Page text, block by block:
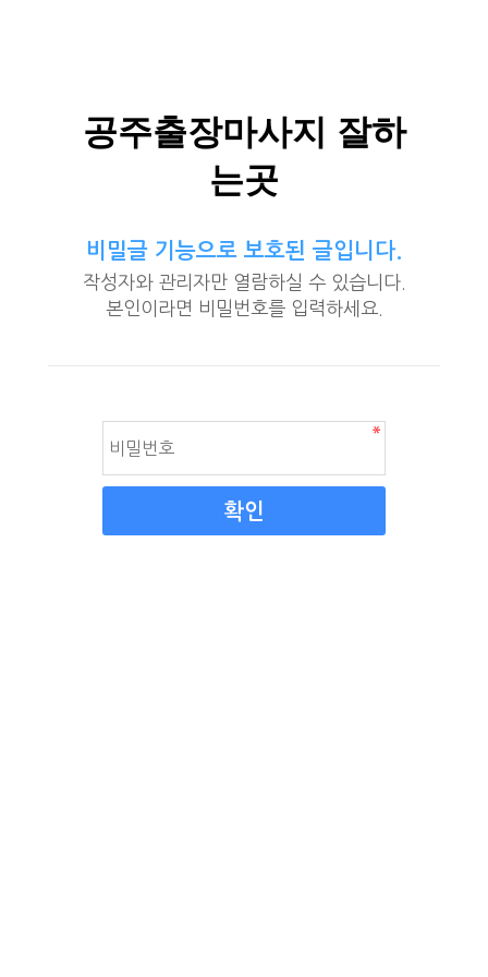
공주출장마사지 잘하
는곳
비밀글 기능으로 보호된 글입니다.
작성자와 관리자만 열람하실 수 있습니다.
본인이라면 비밀번호를 입력하세요.